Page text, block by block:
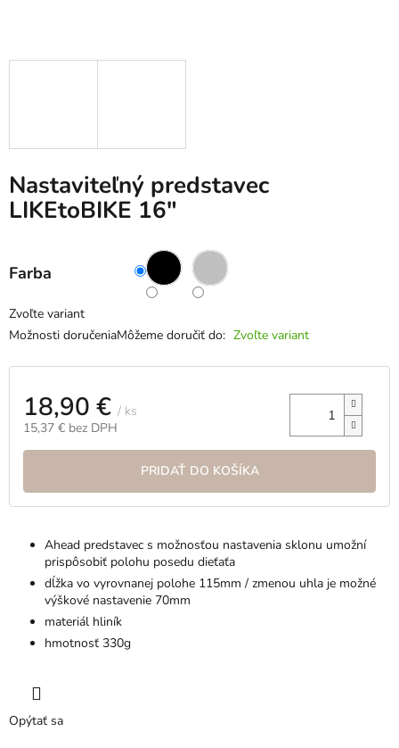
Nastaviteľný predstavec
LIKEtoBIKE 16″
Farba
Zvoľte variant
Môžeme doručiť do: Zvoľte variant
Možnosti doručenia
18,90 € / ks
15,37 € bez DPH
Jednotková
PRIDAŤ DO KOŠÍKA
Ahead predstavec s možnosťou nastavenia sklonu umožní
prispôsobiť polohu posedu dieťaťa
dĺžka vo vyrovnanej polohe 115mm / zmenou uhla je možné
výškové nastavenie 70mm
materiál hliník
hmotnosť 330g
Opýtať sa